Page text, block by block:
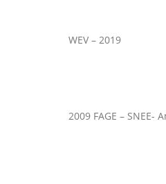
WEV – 2019
2009 FAGE – SNEE-